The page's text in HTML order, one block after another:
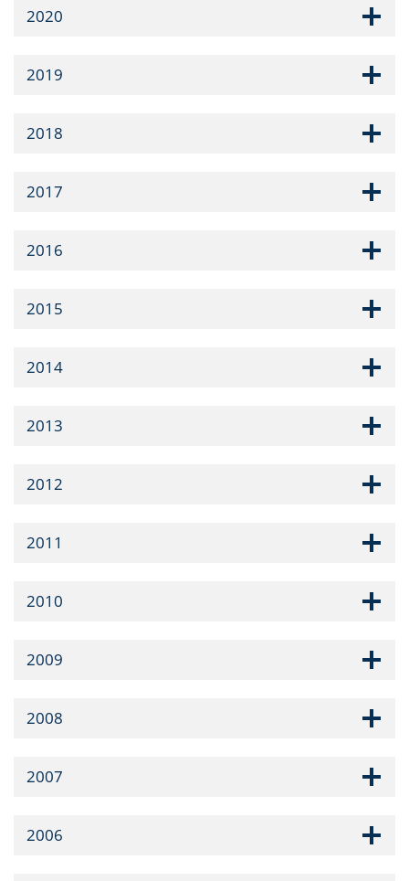
2020
2019
2018
2017
2016
2015
2014
2013
2012
2011
2010
2009
2008
2007
2006